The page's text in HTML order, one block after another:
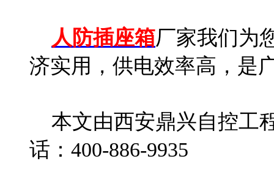
人防插座箱厂家我们为
济实用，供电效率高，是
本文由西安鼎兴自控工
话：400-886-9935